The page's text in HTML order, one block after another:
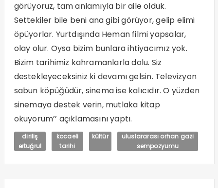
görüyoruz, tam anlamıyla bir aile olduk.
Settekiler bile beni ana gibi görüyor, gelip elimi
öpüyorlar. Yurtdışında Heman filmi yapsalar,
olay olur. Oysa bizim bunlara ihtiyacımız yok.
Bizim tarihimiz kahramanlarla dolu. Siz
destekleyeceksiniz ki devamı gelsin. Televizyon
sabun köpüğüdür, sinema ise kalıcıdır. O yüzden
sinemaya destek verin, mutlaka kitap
okuyorum’’ açıklamasını yaptı.
diriliş
ertuğrul
kocaeli
tarihi
kültür
uluslararası orhan gazi
sempozyumu